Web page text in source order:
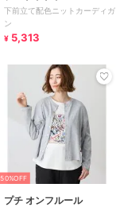
下前立て配色ニットカーディガ
ン
¥ 5,313
50%OFF
プチ オンフルール